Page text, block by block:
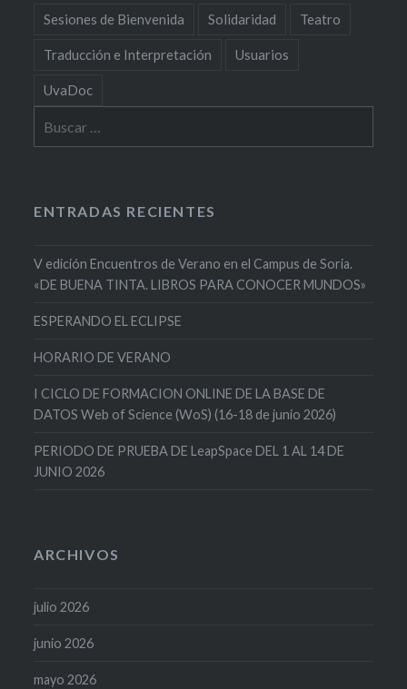
Sesiones de Bienvenida Solidaridad Teatro
Traducción e Interpretación Usuarios
UvaDoc
ENTRADAS RECIENTES
V edición Encuentros de Verano en el Campus de Soria.
«DE BUENA TINTA. LIBROS PARA CONOCER MUNDOS»
ESPERANDO EL ECLIPSE
HORARIO DE VERANO
I CICLO DE FORMACION ONLINE DE LA BASE DE
DATOS Web of Science (WoS) (16-18 de junio 2026)
PERIODO DE PRUEBA DE LeapSpace DEL 1 AL 14 DE
JUNIO 2026
ARCHIVOS
julio 2026
junio 2026
mayo 2026